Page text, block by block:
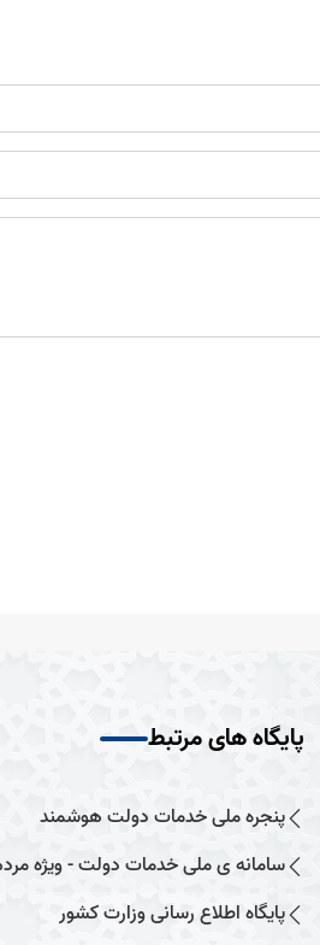
پایگاه های مرتبط
پنجره ملی خدمات دولت هوشمند
سامانه ی ملی خدمات دولت - ویژه
پایگاه اطلاع رسانی وزارت کشور